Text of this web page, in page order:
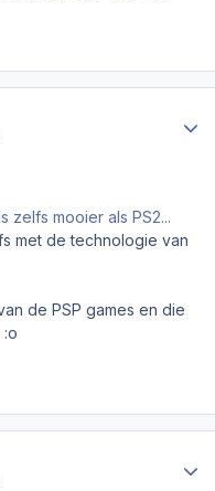
zelfs mooier als PS2...
met de technologie van
de PSP games en die
:o